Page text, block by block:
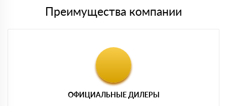
Преимущества компании
ОФИЦИАЛЬНЫЕ ДИЛЕРЫ